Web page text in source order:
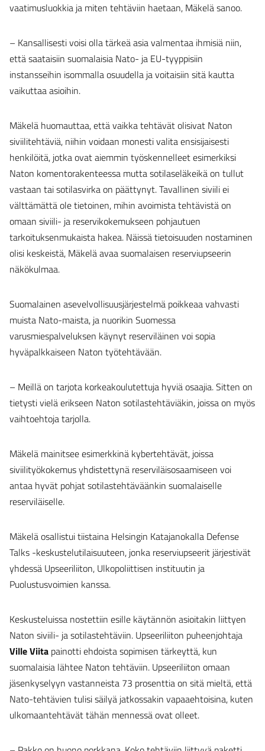
vaatimusluokkia ja miten tehtäviin haetaan, Mäkelä sanoo.
– Kansallisesti voisi olla tärkeä asia valmentaa ihmisiä niin,
että saataisiin suomalaisia Nato- ja EU-tyyppisiin
instansseihin isommalla osuudella ja voitaisiin sitä kautta
vaikuttaa asioihin.
Mäkelä huomauttaa, että vaikka tehtävät olisivat Naton
siviilitehtäviä, niihin voidaan monesti valita ensisijaisesti
henkilöitä, jotka ovat aiemmin työskennelleet esimerkiksi
Naton komentorakenteessa mutta sotilaseläkeikä on tullut
vastaan tai sotilasvirka on päättynyt. Tavallinen siviili ei
välttämättä ole tietoinen, mihin avoimista tehtävistä on
omaan siviili- ja reservikokemukseen pohjautuen
tarkoituksenmukaista hakea. Näissä tietoisuuden nostaminen
olisi keskeistä, Mäkelä avaa suomalaisen reserviupseerin
näkökulmaa.
Suomalainen asevelvollisuusjärjestelmä poikkeaa vahvasti
muista Nato-maista, ja nuorikin Suomessa
varusmiespalveluksen käynyt reserviläinen voi sopia
hyväpalkkaiseen Naton työtehtävään.
– Meillä on tarjota korkeakoulutettuja hyviä osaajia. Sitten on
tietysti vielä erikseen Naton sotilastehtäviäkin, joissa on myös
vaihtoehtoja tarjolla.
Mäkelä mainitsee esimerkkinä kybertehtävät, joissa
siviilityökokemus yhdistettynä reserviläisosaamiseen voi
antaa hyvät pohjat sotilastehtäväänkin suomalaiselle
reserviläiselle.
Mäkelä osallistui tiistaina Helsingin Katajanokalla Defense
Talks -keskustelutilaisuuteen, jonka reserviupseerit järjestivät
yhdessä Upseeriliiton, Ulkopoliittisen instituutin ja
Puolustusvoimien kanssa.
Keskusteluissa nostettiin esille käytännön asioitakin liittyen
Naton siviili- ja sotilastehtäviin. Upseeriliiton puheenjohtaja
Ville Viita painotti ehdoista sopimisen tärkeyttä, kun
suomalaisia lähtee Naton tehtäviin. Upseeriliiton omaan
jäsenkyselyyn vastanneista 73 prosenttia on sitä mieltä, että
Nato-tehtävien tulisi säilyä jatkossakin vapaaehtoisina, kuten
ulkomaantehtävät tähän mennessä ovat olleet.